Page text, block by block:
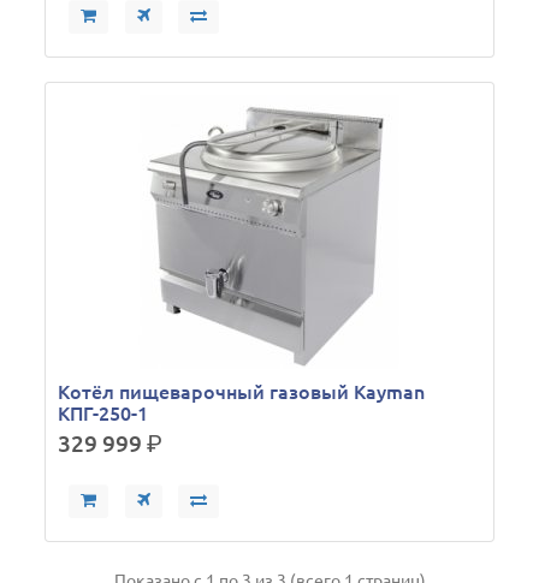
Котёл пищеварочный газовый Kayman
КПГ-250-1
329 999р.